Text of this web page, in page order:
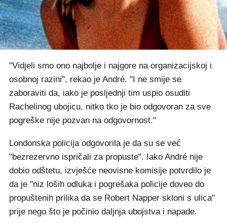
"Vidjeli smo ono najbolje i najgore na organizacijskoj i
osobnoj razini", rekao je André. "I ne smije se
zaboraviti da, iako je posljednji tim uspio osuditi
Rachelinog ubojicu, nitko tko je bio odgovoran za sve
pogreške nije pozvan na odgovornost."
Londonska policija odgovorila je da su se već
"bezrezervno ispričali za propuste". Iako André nije
dobio odštetu, izvješće neovisne komisije potvrdilo je
da je "niz loših odluka i pogrešaka policije doveo do
propuštenih prilika da se Robert Napper skloni s ulica"
prije nego što je počinio daljnja ubojstva i napade.